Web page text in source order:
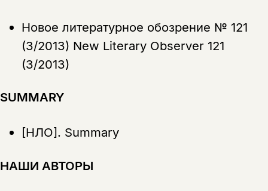
Новое литературное обозрение № 121
(3/2013) New Literary Observer 121
(3/2013)
SUMMARY
[НЛО]. Summary
НАШИ АВТОРЫ